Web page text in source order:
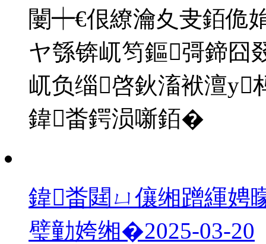
闄┿€佷繚瀹夊叏銆佹
ヤ綔锛屼笉鏂彁鍗囧
屼负缁啓鈥滀袱澶у
鍏畨鍔涢噺銆�
鍏畨閮ㄩ儴缃蹭緷娉
璧勭姱缃�2025-03-20